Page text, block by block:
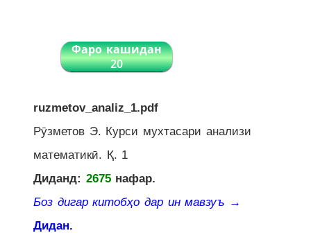
Фаро кашидан
20
ruzmetov_analiz_1.pdf
Рӯзметов Э. Курси мухтасари анализи
математикӣ. Қ. 1
Диданд: 2675нафар.
Боз дигар китобҳо дар ин мавзуъ →
Дидан.